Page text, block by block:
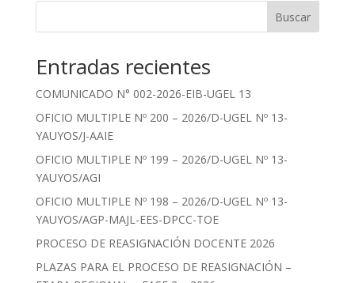
Buscar
Entradas recientes
COMUNICADO N° 002-2026-EIB-UGEL 13
OFICIO MULTIPLE Nº 200 – 2026/D-UGEL Nº 13-
YAUYOS/J-AAIE
OFICIO MULTIPLE Nº 199 – 2026/D-UGEL Nº 13-
YAUYOS/AGI
OFICIO MULTIPLE Nº 198 – 2026/D-UGEL Nº 13-
YAUYOS/AGP-MAJL-EES-DPCC-TOE
PROCESO DE REASIGNACIÓN DOCENTE 2026
PLAZAS PARA EL PROCESO DE REASIGNACIÓN –